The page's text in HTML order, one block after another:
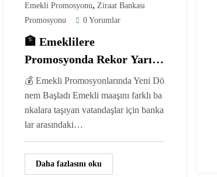
Emekli Promosyonu, Ziraat Bankası
Promosyonu
0 Yorumlar
🏦 Emeklilere
Promosyonda Rekor Yarışı:
En Yüksek Ödemeyi Yapan
Bankalar Açıklandı
💰 Emekli Promosyonlarında Yeni Dö
nem Başladı Emekli maaşını farklı ba
nkalara taşıyan vatandaşlar için banka
lar arasındaki…
Daha fazlasını oku